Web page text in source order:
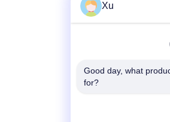
Télégramme
Xu
Good day, what
for?